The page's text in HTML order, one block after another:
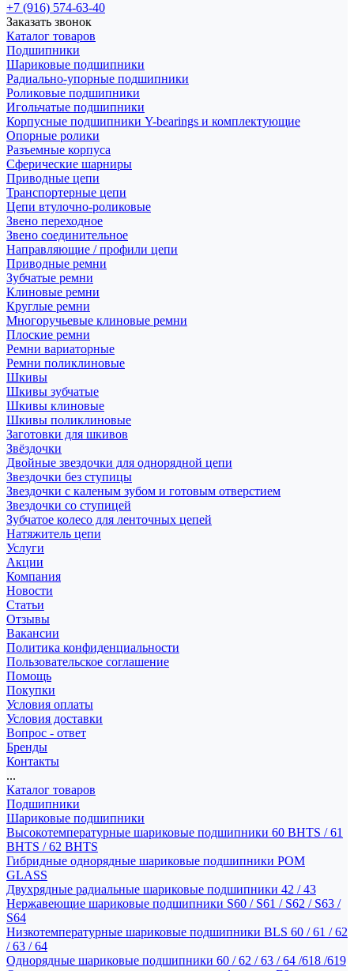
+7 (916) 574-63-40
Заказать звонок
Каталог товаров
Подшипники
Шариковые подшипники
Радиально-упорные подшипники
Роликовые подшипники
Игольчатые подшипники
Корпусные подшипники Y-bearings и комплектующие
Опорные ролики
Разъемные корпуса
Сферические шарниры
Приводные цепи
Транспортерные цепи
Цепи втулочно-роликовые
Звено переходное
Звено соединительное
Направляющие / профили цепи
Приводные ремни
Зубчатые ремни
Клиновые ремни
Круглые ремни
Многоручьевые клиновые ремни
Плоские ремни
Ремни вариаторные
Ремни поликлиновые
Шкивы
Шкивы зубчатые
Шкивы клиновые
Шкивы поликлиновые
Заготовки для шкивов
Звёздочки
Двойные звездочки для однорядной цепи
Звездочки без ступицы
Звездочки с каленым зубом и готовым отверстием
Звездочки со ступицей
Зубчатое колесо для ленточных цепей
Натяжитель цепи
Услуги
Акции
Компания
Новости
Статьи
Отзывы
Вакансии
Политика конфиденциальности
Пользовательское соглашение
Помощь
Покупки
Условия оплаты
Условия доставки
Вопрос - ответ
Бренды
Контакты
...
Каталог товаров
Подшипники
Шариковые подшипники
Высокотемпературные шариковые подшипники 60 BHTS / 61
BHTS / 62 BHTS
Гибридные однорядные шариковые подшипники POM
GLASS
Двухрядные радиальные шариковые подшипники 42 / 43
Нержавеющие шариковые подшипники S60 / S61 / S62 / S63 /
S64
Низкотемпературные шариковые подшипники BLS 60 / 61 / 62
/ 63 / 64
Однорядные шариковые подшипники 60 / 62 / 63 / 64 /618 /619